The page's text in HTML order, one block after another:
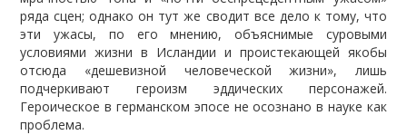
ряда сцен; однако он тут же сводит все дело к тому, что
эти ужасы, по его мнению, объяснимые суровыми
условиями жизни в Исландии и проистекающей якобы
отсюда «дешевизной человеческой жизни», лишь
подчеркивают героизм эддических персонажей.
Героическое в германском эпосе не осознано в науке как
проблема.